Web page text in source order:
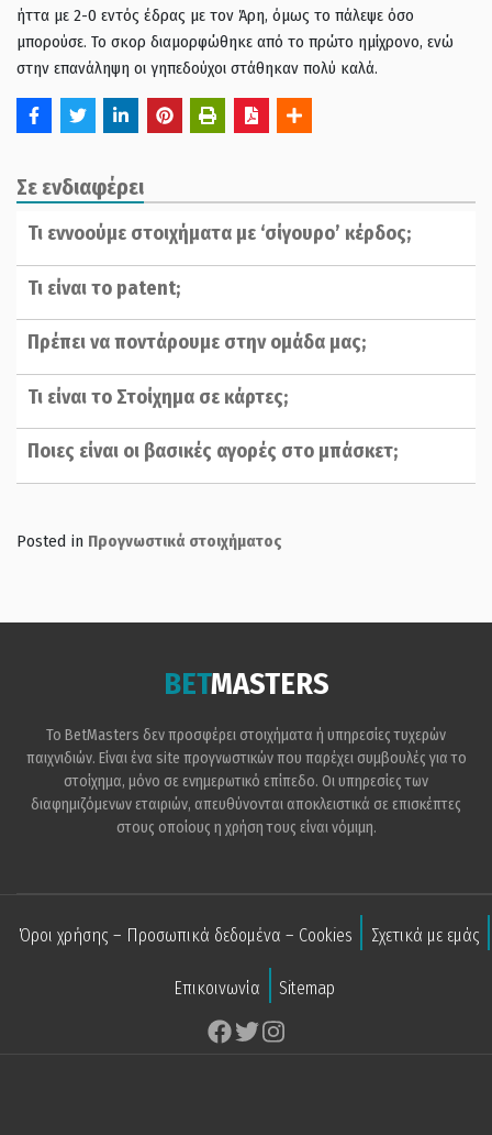
ήττα με 2-0 εντός έδρας με τον Άρη, όμως το πάλεψε όσο
μπορούσε. Το σκορ διαμορφώθηκε από το πρώτο ημίχρονο, ενώ
στην επανάληψη οι γηπεδούχοι στάθηκαν πολύ καλά.
Σε ενδιαφέρει
Τι εννοούμε στοιχήματα με ‘σίγουρο’ κέρδος;
Τι είναι το patent;
Πρέπει να ποντάρουμε στην ομάδα μας;
Τι είναι το Στοίχημα σε κάρτες;
Ποιες είναι οι βασικές αγορές στο μπάσκετ;
Posted in Προγνωστικά στοιχήματος
BETMASTERS
Το BetMasters δεν προσφέρει στοιχήματα ή υπηρεσίες τυχερών
παιχνιδιών. Είναι ένα site προγνωστικών που παρέχει συμβουλές για το
στοίχημα, μόνο σε ενημερωτικό επίπεδο. Οι υπηρεσίες των
διαφημιζόμενων εταιριών, απευθύνονται αποκλειστικά σε επισκέπτες
στους οποίους η χρήση τους είναι νόμιμη.
Όροι χρήσης – Προσωπικά δεδομένα – Cookies Σχετικά με εμάς
Επικοινωνία Sitemap